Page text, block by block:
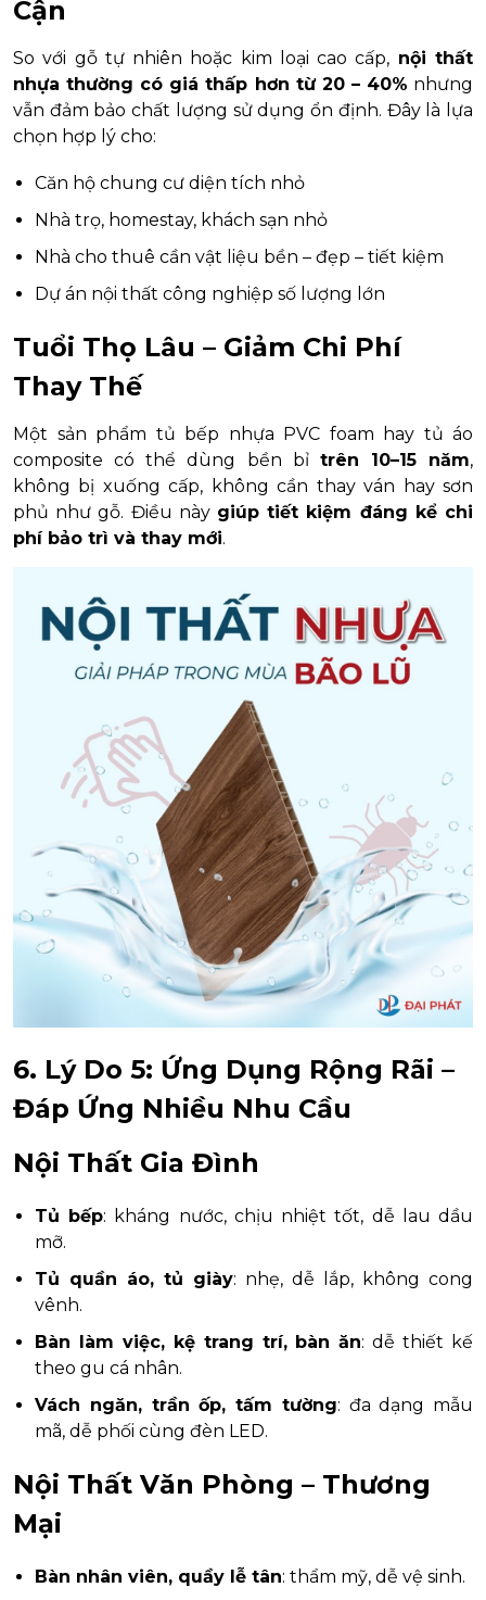
Cận
So với gỗ tự nhiên hoặc kim loại cao cấp, nội thất
nhựa thường có giá thấp hơn từ 20 – 40% nhưng
vẫn đảm bảo chất lượng sử dụng ổn định. Đây là lựa
chọn hợp lý cho:
Căn hộ chung cư diện tích nhỏ
Nhà trọ, homestay, khách sạn nhỏ
Nhà cho thuê cần vật liệu bền – đẹp – tiết kiệm
Dự án nội thất công nghiệp số lượng lớn
Tuổi Thọ Lâu – Giảm Chi Phí
Thay Thế
Một sản phẩm tủ bếp nhựa PVC foam hay tủ áo
composite có thể dùng bền bỉ trên 10–15 năm,
không bị xuống cấp, không cần thay ván hay sơn
phủ như gỗ. Điều này giúp tiết kiệm đáng kể chi
phí bảo trì và thay mới.
6. Lý Do 5: Ứng Dụng Rộng Rãi –
Đáp Ứng Nhiều Nhu Cầu
Nội Thất Gia Đình
Tủ bếp: kháng nước, chịu nhiệt tốt, dễ lau dầu
mỡ.
Tủ quần áo, tủ giày: nhẹ, dễ lắp, không cong
vênh.
Bàn làm việc, kệ trang trí, bàn ăn: dễ thiết kế
theo gu cá nhân.
Vách ngăn, trần ốp, tấm tường: đa dạng mẫu
mã, dễ phối cùng đèn LED.
Nội Thất Văn Phòng – Thương
Mại
Bàn nhân viên, quầy lễ tân: thẩm mỹ, dễ vệ sinh.